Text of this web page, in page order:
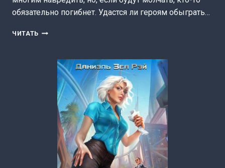
обязательно погибнет. Удастся ли героям обыграть…
ЧИТАТЬ СТРАЖ.
(ДАНИЭЛЬ